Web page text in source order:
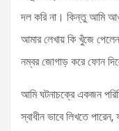
দল করি না। কিন্তু আমি
আমার লেখায় কি খুঁজে
নম্বর জোগাড় করে ফোন
আমি ঘটনাচক্রে একজন
স্বাধীন ভাবে লিখতে